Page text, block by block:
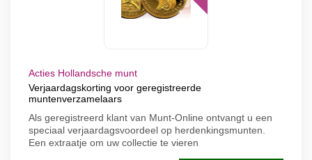
Acties Hollandsche munt
Verjaardagskorting voor geregistreerde
muntenverzamelaars
Als geregistreerd klant van Munt-Online ontvangt u een
speciaal verjaardagsvoordeel op herdenkingsmunten.
Een extraatje om uw collectie te vieren